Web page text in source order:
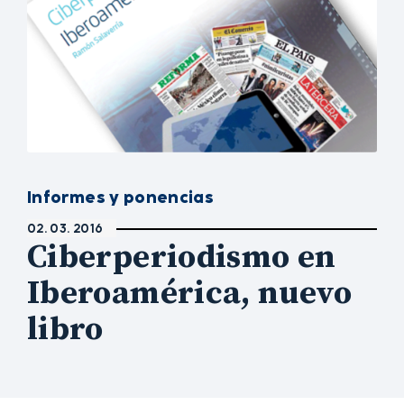
Informes y ponencias
02. 03. 2016
Ciberperiodismo en
Iberoamérica, nuevo
libro